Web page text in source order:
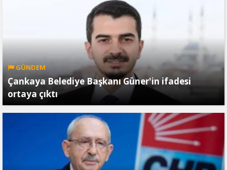
GÜNDEM
Çankaya Belediye Başkanı Güner'in ifadesi
ortaya çıktı